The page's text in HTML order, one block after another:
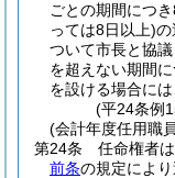
ごとの期間につき
っては8日以上)の
ついて市長と協
を超えない期間
を設ける場合には
(平24条例
(会計年度任用職
第24条
任命権者
前条の規定によ